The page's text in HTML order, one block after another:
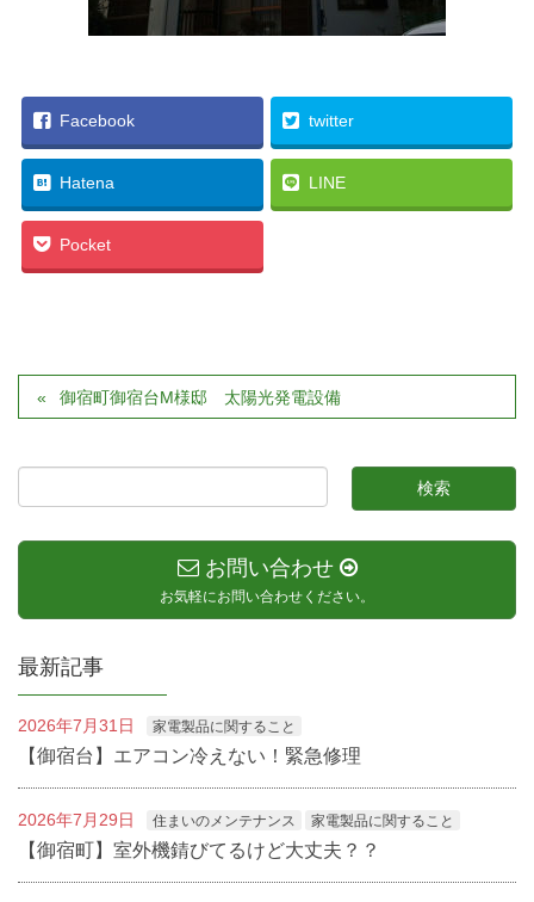
Facebook twitter
Hatena LINE
Pocket
御宿町御宿台M様邸 太陽光発電設備
お問い合わせ
お気軽にお問い合わせください。
最新記事
2026年7月31日 家電製品に関すること
【御宿台】エアコン冷えない！緊急修理
2026年7月29日 住まいのメンテナンス 家電製品に関すること
【御宿町】室外機錆びてるけど大丈夫？？